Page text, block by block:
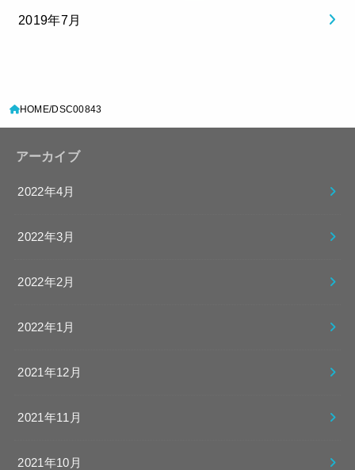
2019年7月
HOME DSC00843
アーカイブ
2022年4月
2022年3月
2022年2月
2022年1月
2021年12月
2021年11月
2021年10月